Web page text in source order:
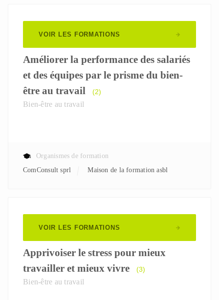
VOIR LES FORMATIONS
Améliorer la performance des salariés
et des équipes par le prisme du bien-
être au travail
(2)
Bien-être au travail
Organismes de formation
ComConsult sprl
Maison de la formation asbl
VOIR LES FORMATIONS
Apprivoiser le stress pour mieux
travailler et mieux vivre
(3)
Bien-être au travail